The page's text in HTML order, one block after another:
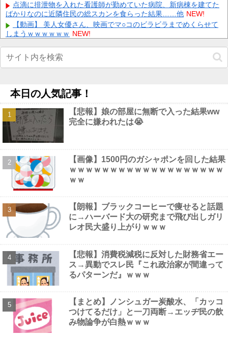
【画像】 例の美人すぎるおにぎり屋さん、裏でおっさんが握って
いたｗｗｗｗｗｗｗｗｗｗｗｗｗｗｗｗｗ NEW!
Powered by livedoor 相互RSS
点滴に排泄物を入れた看護師が勤めていた病院、新病棟を建てた
ばかりなのに近隣住民の総スカンを食らった結果……他 NEW!
【動画】 美人女優さん、映画でマ○コのビラビラまでめくらせて
しまうｗｗｗｗｗｗ NEW!
た」←これ他 NEW!
【画像】 テレ東の深夜がスゴイ、セクシー女優のナマ乳をモロ流
米作りをやめる人も多くなるんじゃないか
な？」・・・・・・・・・他 NEW!
【動画】 役満ボディ・岡田紗佳(32)、ダンスで乳が大暴れ！
NEW!
【ToLOVEる】一番くじ「To LOVEる-とらぶる-ダークネス」フィ
ギュアあり【発売決定・フィギュア画像追加】他
なぜ喧嘩は終わらなかったのか他 NEW!
【画像】 44歳女性「こんなおばさんでいいの…？」 NEW!
【画像】 男の87%はお○ぱいに目がいってスマホケースに気づか
ない自撮りｗ NEW!
本日の人気記事！
【悲報】娘の部屋に無断で入った結果ww
完全に嫌われたは😭
【画像】1500円のガシャポンを回した結果
ｗｗｗｗｗｗｗｗｗｗｗｗｗｗｗｗｗｗｗ
ｗｗ
【朗報】ブラックコーヒーで痩せると話題
に→ハーバード大の研究まで飛び出しガリ
レオ民大盛り上がりｗｗｗ
【悲報】消費税減税に反対した財務省エー
ス→異動でスレ民『これ政治家が間違って
るパターンだ』ｗｗｗ
【まとめ】ノンシュガー炭酸水、「カッコ
つけてるだけ」と一刀両断→エッヂ民の飲
み物論争が白熱ｗｗｗ